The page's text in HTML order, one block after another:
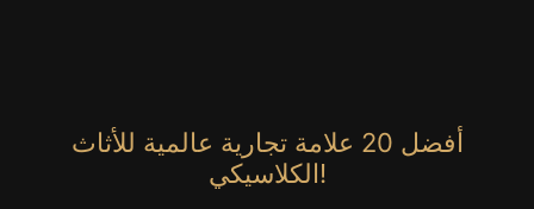
أفضل 20 علامة تجارية عالمية للأثاث
الكلاسيكي!